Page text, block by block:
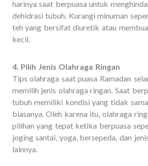
harinya saat berpuasa untuk
dehidrasi tubuh. Kurangi minuman
teh yang bersifat diuretik atau
kecil.
4. Pilih Jenis Olahraga Ringan
Tips olahraga saat puasa Ramadan
memilih jenis olahraga ringan. Saat
tubuh memiliki kondisi yang tidak
biasanya. Oleh karena itu, olahraga
pilihan yang tepat ketika berpuasa
joging santai, yoga, bersepeda, dan
lainnya.